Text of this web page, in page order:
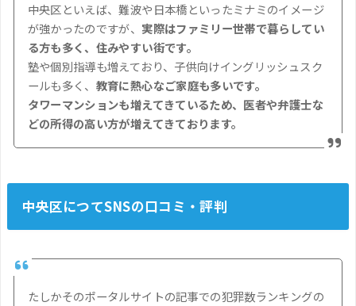
中央区といえば、難波や日本橋といったミナミのイメージ
が強かったのですが、 実際はファミリー世帯で暮らしてい
る方も多く、住みやすい街です。
塾や個別指導も増えており、子供向けイングリッシュスク
ールも多く、 教育に熱心なご家庭も多いです。
タワーマンションも増えてきているため、医者や弁護士な
どの所得の高い方が増えてきております。
中央区につてSNSの口コミ・評判
たしかそのポータルサイトの記事での犯罪数ランキングの